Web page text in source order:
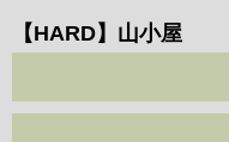
【HARD】山小屋